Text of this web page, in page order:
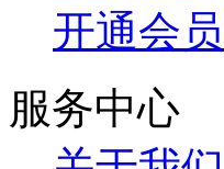
开通会员
服务中心